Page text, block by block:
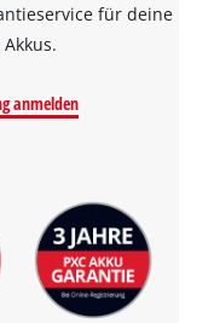
für deine
anmelden